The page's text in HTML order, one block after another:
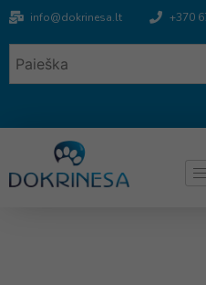
info@dokrinesa.lt +370